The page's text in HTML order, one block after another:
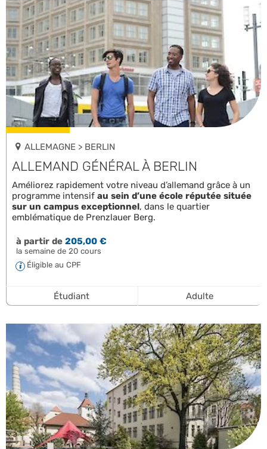
ALLEMAGNE > BERLIN
ALLEMAND GÉNÉRAL À BERLIN
Améliorez rapidement votre niveau d’allemand grâce à un
programme intensif au sein d’une école réputée située
sur un campus exceptionnel, dans le quartier
emblématique de Prenzlauer Berg.
à partir de205,00 €
la semaine de 20 cours
Éligible au CPF
Étudiant Adulte